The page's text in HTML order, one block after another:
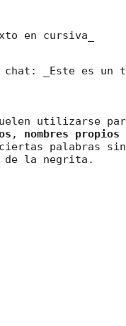
en cursiva_
chat: _Este es un
utilizarse
, nombres propios
palabras
de la negrita.